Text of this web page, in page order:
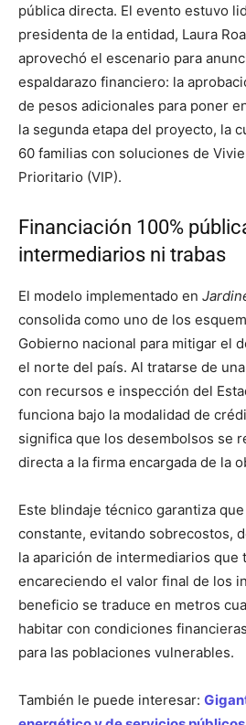
pública directa. El evento estuvo
presidenta de la entidad, Laura
aprovechó el escenario para
espaldarazo financiero: la
de pesos adicionales para poner
la segunda etapa del proyecto, la
60 familias con soluciones de
Prioritario (VIP).
Financiación 100%
intermediarios ni trabas
El modelo implementado en
consolida como uno de los
Gobierno nacional para mitigar el
el norte del país. Al tratarse de
con recursos e inspección del
funciona bajo la modalidad de
significa que los desembolsos se
directa a la firma encargada de la
Este blindaje técnico garantiza
constante, evitando sobrecostos,
la aparición de intermediarios que
encareciendo el valor final de los
beneficio se traduce en metros
habitar con condiciones
para las poblaciones vulnerables.
También le puede interesar: